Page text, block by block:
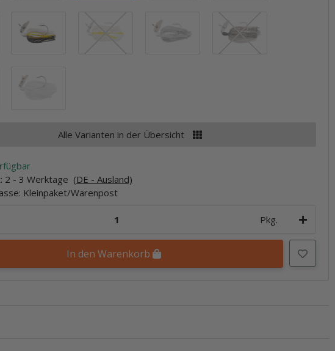
Redbone Sexy Shimmer Blue
Texas Red
Alle Varianten in der Übersicht
2 - 3 Werktage (DE - Ausland)
Kleinpaket/Warenpost
Pkg.
In den Warenkorb